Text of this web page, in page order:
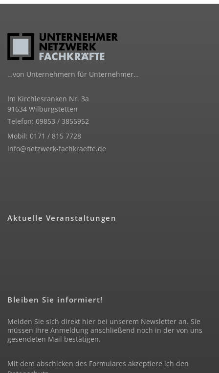
…von Unternehmern für Unternehmer…
Im Kirchlesranken Nr. 3a
91634 Wilburgstetten
Telefon: 09853 / 3855952
Mobil: 0171 / 815 7728
info@netzwerk-fachkraefte.de
Aktuelle Veranstaltungen
Bleiben Sie informiert!
Melden Sie sich direkt hier bei unserem Newsletter an. Sie
müssen Ihre Anmeldung anschließend noch in der von uns
gesendeten Mail bestätigen.
Mit dem abschicken des Formulares akzeptiere ich den